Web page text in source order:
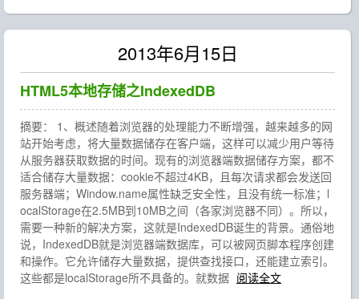
2013年6月15日
HTML5本地存储之IndexedDB
摘要： 1、概述随着浏览器的处理能力不断增强，越来越多的网
站开始考虑，将大量数据储存在客户端，这样可以减少用户等待
从服务器获取数据的时间。现有的浏览器端数据储存方案，都不
适合储存大量数据：cookie不超过4KB，且每次请求都会发送回
服务器端；Window.name属性缺乏安全性，且没有统一标准；l
ocalStorage在2.5MB到10MB之间（各家浏览器不同）。所以，
需要一种新的解决方案，这就是IndexedDB诞生的背景。通俗地
说，IndexedDB就是浏览器端数据库，可以被网页脚本程序创建
和操作。它允许储存大量数据，提供查找接口，还能建立索引。
这些都是localStorage所不具备的。就数据 阅读全文